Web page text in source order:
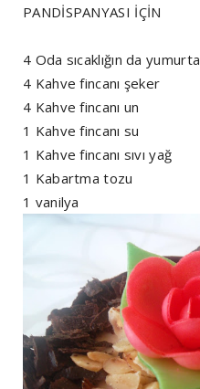
PANDİSPANYASI İÇİN
4 Oda sıcaklığın da yumurta
4 Kahve fincanı şeker
4 Kahve fincanı un
1 Kahve fincanı su
1 Kahve fincanı sıvı yağ
1 Kabartma tozu
1 vanilya